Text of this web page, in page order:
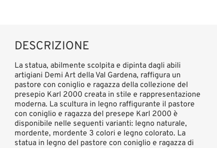
DESCRIZIONE
La statua, abilmente scolpita e dipinta dagli abili
artigiani Demi Art della Val Gardena, raffigura un
pastore con coniglio e ragazza della collezione del
presepio Karl 2000 creata in stile e rappresentazione
moderna. La scultura in legno raffigurante il pastore
con coniglio e ragazza del presepe Karl 2000 è
disponibile nelle seguenti varianti: legno naturale,
mordente, mordente 3 colori e legno colorato. La
statua in legno del pastore con coniglio e ragazza di